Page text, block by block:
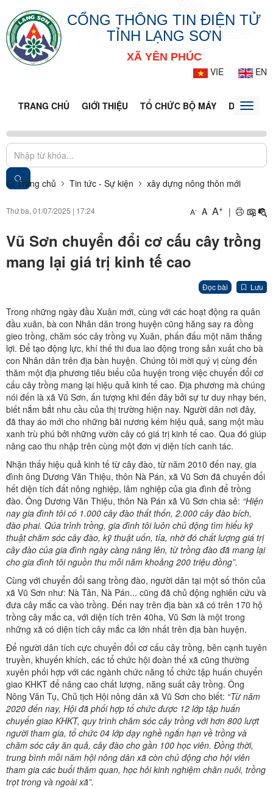
CỔNG THÔNG TIN ĐIỆN TỬ
TỈNH LẠNG SƠN
XÃ YÊN PHÚC
VIE
EN
TRANG CHỦ GIỚI THIỆU TỔ CHỨC BỘ MÁY DOANH
Toggle
Trang chủ Tin tức - Sự kiện xây dựng nông thôn mới
Thứ ba, 01/07/2025 | 17:24 A- A A+ |
Vũ Sơn chuyển đổi cơ cấu cây trồng
mang lại giá trị kinh tế cao
Đọc bài Lưu
Trong những ngày đầu Xuân mới, cùng với các hoạt động ra quân
đầu xuân, bà con Nhân dân trong huyện cũng hăng say ra đồng
gieo trồng, chăm sóc cây trồng vụ Xuân, phấn đấu một năm thắng
lợi. Để tạo động lực, khí thế thi đua lao động trong sản xuất cho bà
con Nhân dân trên địa bàn huyện. Chúng tôi mời quý vị cùng đến
thăm một địa phương tiêu biểu của huyện trong việc chuyển đổi cơ
cấu cây trồng mang lại hiệu quả kinh tế cao. Địa phương mà chúng
nói đến là xã Vũ Sơn, ấn tượng khi đến đây bởi sự tư duy nhạy bén,
biết nắm bắt nhu cầu của thị trường hiện nay. Người dân nơi đây,
đã thay áo mới cho những bãi nương kém hiệu quả, sang một màu
xanh trù phú bởi những vườn cây có giá trị kinh tế cao. Qua đó giúp
nâng cao thu nhập trên cùng một đơn vị diện tích canh tác.
Nhận thấy hiệu quả kinh tế từ cây đào, từ năm 2010 đến nay, gia
đình ông Dương Văn Thiệu, thôn Nà Pán, xã Vũ Sơn đã chuyển đổi
hết diện tích đất nông nghiệp, lâm nghiệp của gia đình để trồng
đào. Ông Dương Văn Thiệu, thôn Nà Pán xã Vũ Sơn chia sẻ: “Hiện
nay gia đình tôi có 1.000 cây đào thất thốn, 2.000 cây đào bích,
đào phai. Qúa trình trồng, gia đình tôi luôn chủ động tìm hiểu kỹ
thuật chăm sóc cây đào, kỹ thuật uốn, tỉa, nhờ đó chất lượng giá trị
cây đào của gia đình ngày càng nâng lên, từ trồng đào đã mang lại
cho gia đình tôi nguồn thu mỗi năm khoảng 200 triệu đồng”.
Cùng với chuyển đổi sang trồng đào, người dân tại một số thôn của
xã Vũ Sơn như: Nà Tân, Nà Pán... cũng đã chủ động nghiên cứu và
đưa cây mắc ca vào trồng. Đến nay trên địa bàn xã có trên 170 hộ
trồng cây mắc ca, với diện tích trên 40ha, Vũ Sơn là một trong
những xã có diện tích cây mắc ca lớn nhất trên địa bàn huyện.
Để người dân tích cực chuyển đổi cơ cấu cây trồng, bên cạnh tuyên
truyền, khuyến khích, các tổ chức hội đoàn thể xã cũng thường
xuyên phối hợp với các ngành chức năng tổ chức tập huấn chuyển
giao KHKT để nâng cao chất lượng, năng suất cây trồng. Ông
Nông Văn Tụ, Chủ tịch Hội nông dân xã Vũ Sơn cho biết: “Từ năm
2020 đến nay, Hội đã phối hợp tổ chức được 12 lớp tập huấn
chuyển giao KHKT, quy trình chăm sóc cây trồng với hơn 800 lượt
người tham gia, tổ chức 04 lớp dạy nghề ngắn hạn về trồng và
chăm sóc cây ăn quả, cây đào cho gần 100 học viên. Đồng thời,
trung bình mỗi năm hội nông dân xã còn chủ động cho hội viên
tham gia các buổi thăm quan, học hỏi kinh nghiệm chăn nuôi, trồng
trọt trong và ngoài xã”.